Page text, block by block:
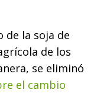
de la soja de
de los
se eliminó
el cambio